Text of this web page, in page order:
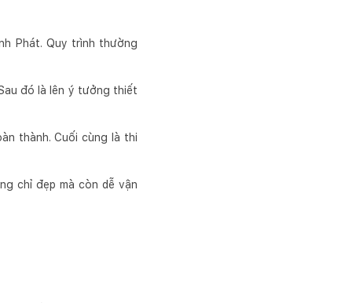
Phát. Quy trình thường
đó là lên ý tưởng thiết
thành. Cuối cùng là thi
chỉ đẹp mà còn dễ vận